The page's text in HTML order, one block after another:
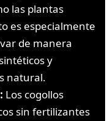
las plantas
es especialmente
de manera
y
natural.
Los cogollos
sin fertilizantes